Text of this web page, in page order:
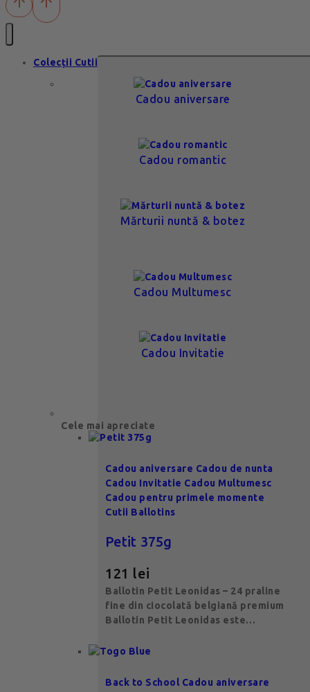
Colecții Cutii
Cadou aniversare
Cadou romantic
Mărturii nuntă & botez
Cadou Multumesc
Cadou Invitatie
Cele mai apreciate
Cadou aniversare Cadou de nunta
Cadou Invitatie Cadou Multumesc
Cadou pentru primele momente
Cutii Ballotins
Petit 375g
121 lei
Ballotin Petit Leonidas – 24 praline
fine din ciocolată belgiană premium
Ballotin Petit Leonidas este…
Back to School Cadou aniversare